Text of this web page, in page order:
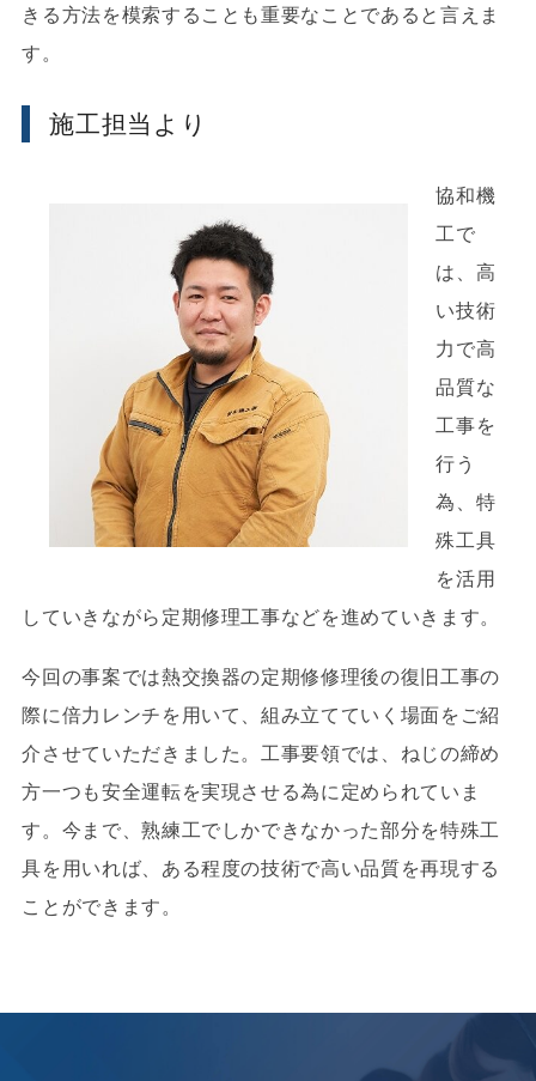
きる方法を模索することも重要なことであると言えま
す。
施工担当より
協和機
工で
は、高
い技術
力で高
品質な
工事を
行う
為、特
殊工具
を活用
していきながら定期修理工事などを進めていきます。
今回の事案では熱交換器の定期修修理後の復旧工事の
際に倍力レンチを用いて、組み立てていく場面をご紹
介させていただきました。工事要領では、ねじの締め
方一つも安全運転を実現させる為に定められていま
す。今まで、熟練工でしかできなかった部分を特殊工
具を用いれば、ある程度の技術で高い品質を再現する
ことができます。